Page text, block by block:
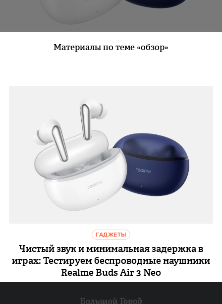
Материалы по теме «обзор»
ГАДЖЕТЫ
Чистый звук и минимальная задержка в
играх: Тестируем беспроводные наушники
Realme Buds Air 3 Neo